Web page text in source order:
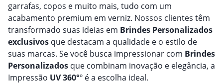
garrafas, copos e muito mais, tudo com um
acabamento premium em verniz. Nossos clientes têm
transformado suas ideias em Brindes Personalizados
exclusivos que destacam a qualidade e o estilo de
suas marcas. Se você busca impressionar com Brindes
Personalizados que combinam inovação e elegância, a
Impressão UV 360°º é a escolha ideal.